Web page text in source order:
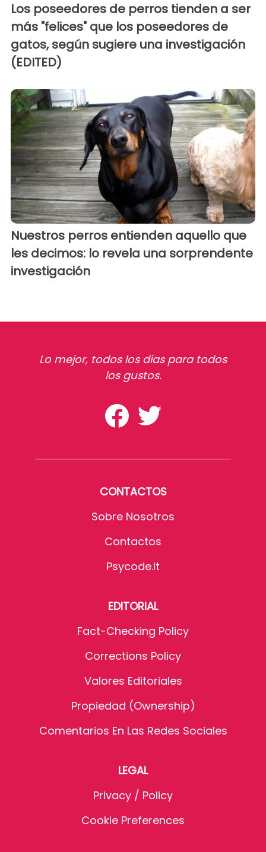
Los poseedores de perros tienden a ser
más "felices" que los poseedores de
gatos, según sugiere una investigación
(EDITED)
Nuestros perros entienden aquello que
les decimos: lo revela una sorprendente
investigación
Lo mejor, todos los dias para todos
los gustos.
CONTACTOS
Sobre Nosotros
Contactos
Psycode.it
EDITORIAL
Fact-Checking Policy
Corrections Policy
Valores Editoriales
Propiedad (Ownership)
Comentarios En Las Redes Sociales
LEGAL
Privacy / Policy
Cookie Preferences